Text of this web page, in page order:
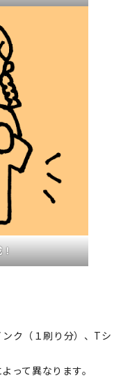
ク（１刷り分）、Tシ
って異なります。